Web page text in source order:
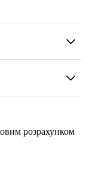
розрахунком